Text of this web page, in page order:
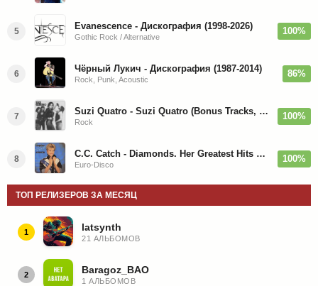
5 Evanescence - Дискография (1998-2026)
Gothic Rock / Alternative
100%
6 Чёрный Лукич - Дискография (1987-2014)
Rock, Punk, Acoustic
86%
7 Suzi Quatro - Suzi Quatro (Bonus Tracks, Remaster) 1973/2022
Rock
100%
8 C.C. Catch - Diamonds. Her Greatest Hits 1988
Euro-Disco
100%
ТОП РЕЛИЗЕРОВ ЗА МЕСЯЦ
1 latsynth
21 АЛЬБОМОВ
2 Baragoz_BAO
1 АЛЬБОМОВ